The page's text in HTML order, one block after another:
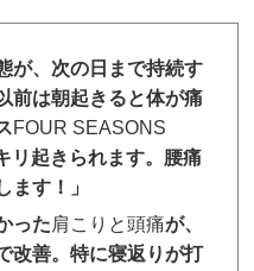
が、次の日まで持続す
前は朝起きると体が痛
FOUR SEASONS
リ起きられます。腰痛
ます！」
った肩こりと頭痛が、
改善。特に寝返りが打